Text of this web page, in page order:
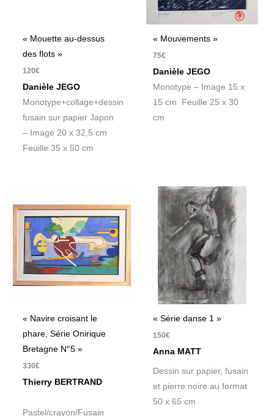
« Mouette au-dessus
des flots »
120€
Danièle JEGO
Monotype+collage+dessin
fusain sur papier Japon
– Image 20 x 32,5 cm
Feuille 35 x 50 cm
« Mouvements »
75€
Danièle JEGO
Monotype – Image 15 x
15 cm Feuille 25 x 30
cm
« Navire croisant le
phare, Série Onirique
Bretagne N°5 »
330€
Thierry BERTRAND
Pastel/crayon/Fusain
« Série danse 1 »
150€
Anna MATT
Dessin sur papier, fusain
et pierre noire au format
50 x 65 cm